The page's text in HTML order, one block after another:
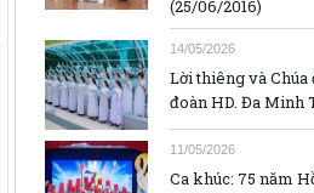
(25/06/2016)
14/05/2026
Lời thiêng và Chúa
đoàn HD. Đa Minh
11/05/2026
Ca khúc: 75 năm